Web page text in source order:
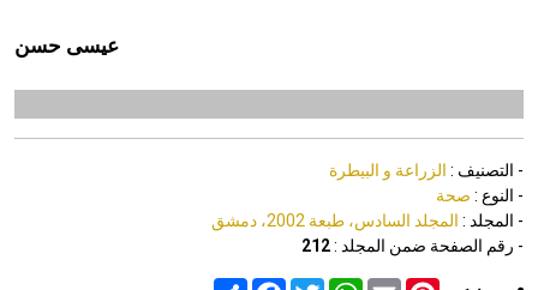
عيسى حسن
- التصنيف : الزراعة و البيطرة
- النوع : صحة
- المجلد : المجلد السادس، طبعة 2002، دمشق
- رقم الصفحة ضمن المجلد :212